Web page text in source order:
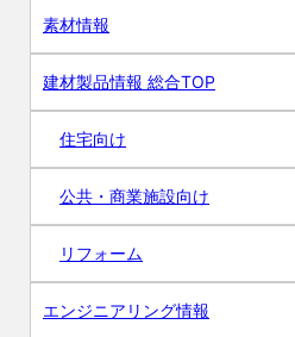
素材情報
建材製品情報 総合TOP
住宅向け
公共・商業施設向け
リフォーム
エンジニアリング情報